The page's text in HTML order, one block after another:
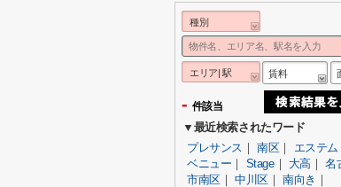
種別
エリア| 駅 賃料
- 件該当
▼最近検索されたワード
プレサンス ｜南区｜ エステム
ベニュー ｜ Stage｜ 大高 ｜名
市南区｜中川区｜南向き ｜